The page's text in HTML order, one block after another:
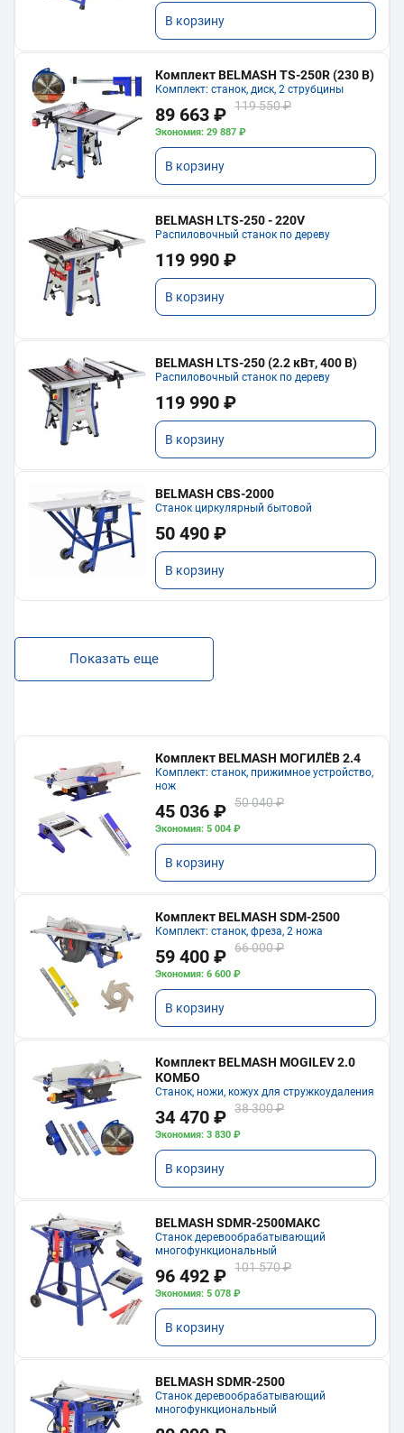
В корзину
Комплект BELMASH TS-250R (230 В)
Комплект: станок, диск, 2 струбцины
89 663 ₽ 119 550 ₽
Экономия: 29 887 ₽
В корзину
BELMASH LTS-250 - 220V
Распиловочный станок по дереву
119 990 ₽
В корзину
BELMASH LTS-250 (2.2 кВт, 400 В)
Распиловочный станок по дереву
119 990 ₽
В корзину
BELMASH CBS-2000
Станок циркулярный бытовой
50 490 ₽
В корзину
Показать еще
Комплект BELMASH МОГИЛЁВ 2.4
Комплект: станок, прижимное устройство,
нож
45 036 ₽ 50 040 ₽
Экономия: 5 004 ₽
В корзину
Комплект BELMASH SDM-2500
Комплект: станок, фреза, 2 ножа
59 400 ₽ 66 000 ₽
Экономия: 6 600 ₽
В корзину
Комплект BELMASH MOGILEV 2.0
КОМБО
Станок, ножи, кожух для стружкоудаления
34 470 ₽ 38 300 ₽
Экономия: 3 830 ₽
В корзину
BELMASH SDMR-2500МАКС
Станок деревообрабатывающий
многофункциональный
96 492 ₽ 101 570 ₽
Экономия: 5 078 ₽
В корзину
BELMASH SDMR-2500
Станок деревообрабатывающий
многофункциональный